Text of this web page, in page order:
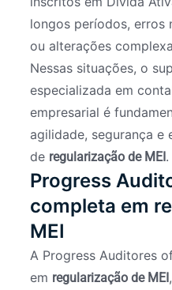
longos períodos, erros
ou alterações
Nessas situações, o
especializada em
empresarial é
agilidade, segurança e
de regularização de MEI.
Progress
completa em
MEI
A Progress Auditores
em regularização de MEI